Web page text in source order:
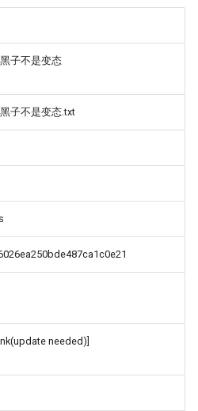
子不是变态
子不是变态.txt
needed)]